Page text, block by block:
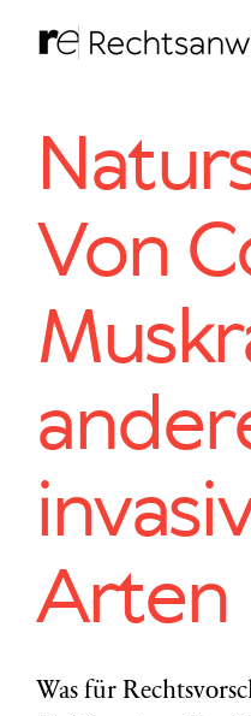
Inhalt
Von
Arten
Was für